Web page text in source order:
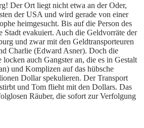
Der Ort liegt nicht etwa an der Oder,
der USA und wird gerade von einer
heimgesucht. Bis auf die Person des
Stadt evakuiert. Auch die Geldvorräte der
und zwar mit den Geldtransporteuren
Charlie (Edward Asner). Doch die
auch Gangster an, die es in Gestalt
und Komplizen auf das hübsche
Dollar spekulieren. Der Transport
und Tom flieht mit den Dollars. Das
Räuber, die sofort zur Verfolgung